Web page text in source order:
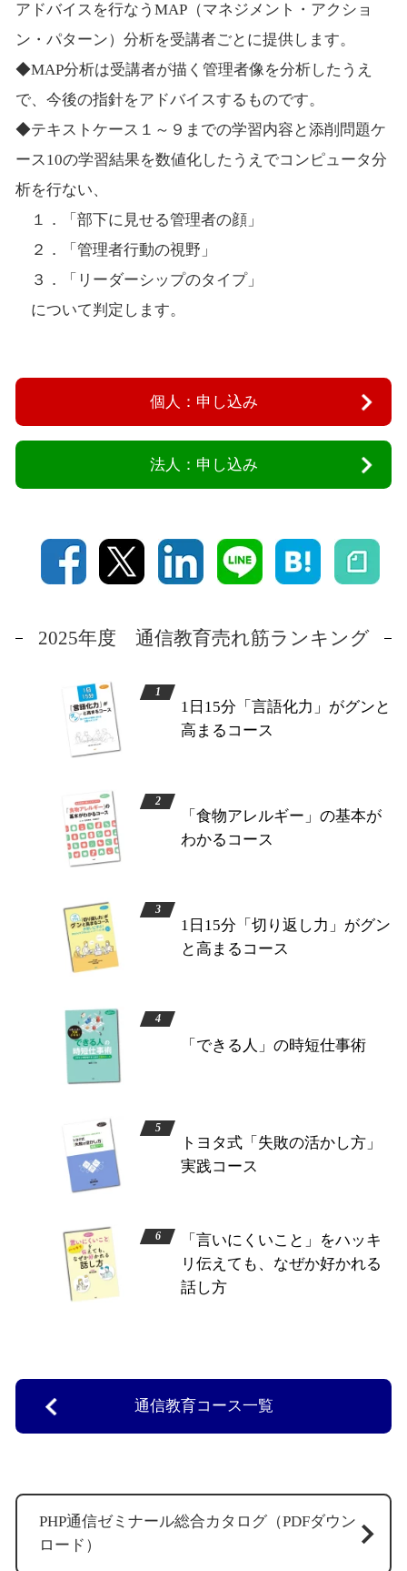
アドバイスを行なうMAP（マネジメント・アクショ
ン・パターン）分析を受講者ごとに提供します。
◆MAP分析は受講者が描く管理者像を分析したうえ
で、今後の指針をアドバイスするものです。
◆テキストケース１～９までの学習内容と添削問題ケ
ース10の学習結果を数値化したうえでコンピュータ分
析を行ない、
１．「部下に見せる管理者の顔」
２．「管理者行動の視野」
３．「リーダーシップのタイプ」
について判定します。
個人：申し込み
法人：申し込み
2025年度 通信教育売れ筋ランキング
1日15分「言語化力」がグンと
高まるコース
「食物アレルギー」の基本が
わかるコース
1日15分「切り返し力」がグン
と高まるコース
「できる人」の時短仕事術
トヨタ式「失敗の活かし方」
実践コース
「言いにくいこと」をハッキ
リ伝えても、なぜか好かれる
話し方
通信教育コース一覧
PHP通信ゼミナール総合カタログ（PDFダウン
ロード）